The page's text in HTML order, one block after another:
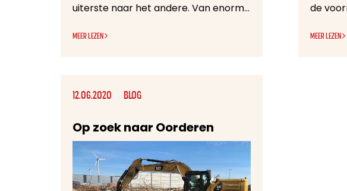
uiterste naar het andere. Van enorme regenbuien naar vreselijke hitte, en dan weer naar koude en wind. Maar we trotseren het allemaal, want met elke meter die wordt proper gemaakt, krijgen we een beter zicht op de geschiedenis van Oorderen…
MEER LEZEN MEER LEZEN
12.06.2020 BLOG
Op zoek naar Oorderen